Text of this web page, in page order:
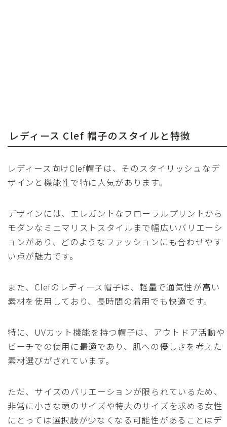
レディース Clef 帽子のスタイルと特徴
レディース向けClef帽子は、そのスタイリッシュなデ
ザインと機能性で特に人気があります。
デザインには、エレガントなフローラルプリントから
モダンなミニマリストスタイルまで幅広いバリエーシ
ョンがあり、どのようなファッションにも合わせやす
い点が魅力です。
また、Clefのレディース帽子は、軽量で通気性が高い
素材を使用しており、長時間の着用でも快適です。
特に、UVカット機能を持つ帽子は、アウトドア活動や
ビーチでの使用に最適であり、肌への優しさを考えた
素材選びがされています。
ただ、サイズのバリエーションが限られているため、
非常に小さな頭のサイズや特大のサイズを求める女性
にとっては選択肢が少なくなる可能性があることはデ